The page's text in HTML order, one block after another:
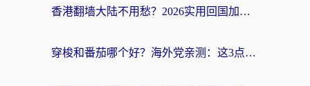
香港翻墙大陆不用愁？2026实用回国加速器指南：从选到用一步到位
穿梭和番茄哪个好？海外党亲测：这3点帮你选对回国加速器